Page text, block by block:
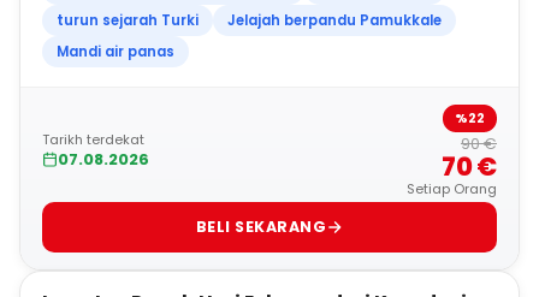
turun sejarah Turki
Jelajah berpandu Pamukkale
Mandi air panas
Tarikh terdekat
07.08.2026
%22
90 €
70 €
Setiap Orang
BELI SEKARANG
4